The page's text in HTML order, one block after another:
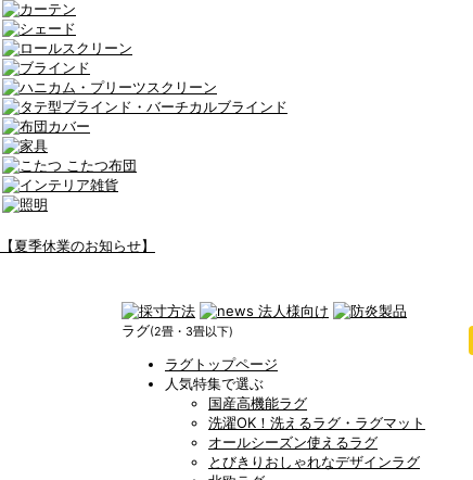
【夏季休業のお知らせ】
ラグ(2畳・3畳以下)
ラグトップページ
人気特集で選ぶ
国産高機能ラグ
洗濯OK！洗えるラグ・ラグマット
オールシーズン使えるラグ
とびきりおしゃれなデザインラグ